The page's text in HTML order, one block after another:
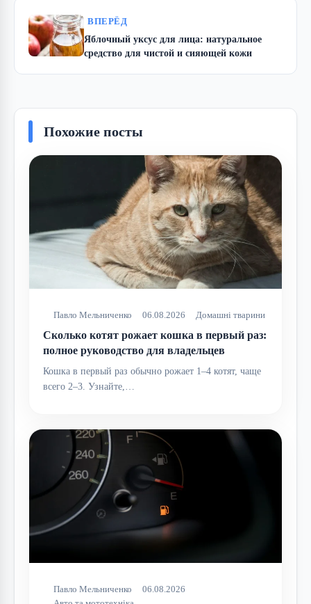
ВПЕРЁД
Яблочный уксус для лица: натуральное
средство для чистой и сияющей кожи
Похожие посты
Павло Мельниченко 06.08.2026 Домашні тварини
Сколько котят рожает кошка в первый раз:
полное руководство для владельцев
Кошка в первый раз обычно рожает 1–4 котят, чаще
всего 2–3. Узнайте,…
Павло Мельниченко
06.08.2026